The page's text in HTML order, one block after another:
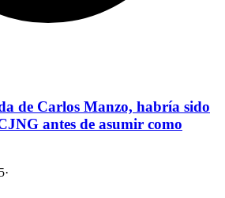
de Carlos Manzo, habría sido
antes de asumir como
·